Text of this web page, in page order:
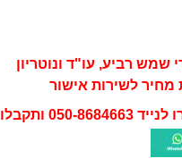
שמש רביע, עו"ד ונוטריון
מחיר לשירות אישור
לנייד 050-8684663 ותקבלו